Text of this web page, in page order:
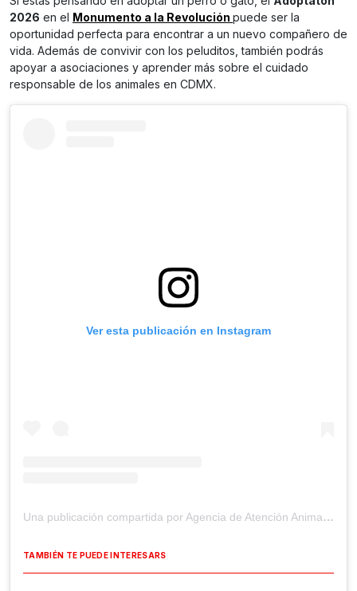
2026 en el Monumento a la Revolución puede ser la
oportunidad perfecta para encontrar a un nuevo compañero de
vida. Además de convivir con los peluditos, también podrás
apoyar a asociaciones y aprender más sobre el cuidado
responsable de los animales en CDMX.
Ver esta publicación en Instagram
Una publicación compartida por Agencia de Atención Animal (@agatan_cdmx)
TAMBIÉN TE PUEDE INTERESARS